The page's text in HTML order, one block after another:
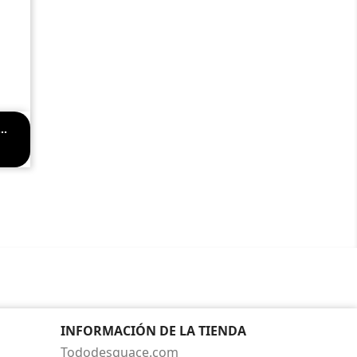
INFORMACIÓN DE LA TIENDA
Tododesguace.com